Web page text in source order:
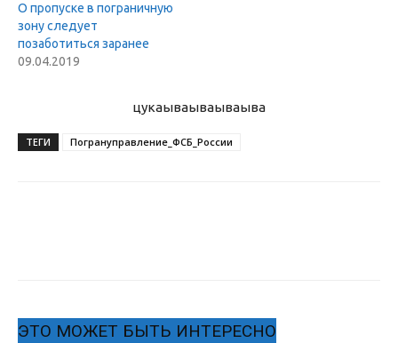
О пропуске в пограничную
зону следует
позаботиться заранее
09.04.2019
цукаываываываыва
ТЕГИ Погрануправление_ФСБ_России
ЭТО МОЖЕТ БЫТЬ ИНТЕРЕСНО